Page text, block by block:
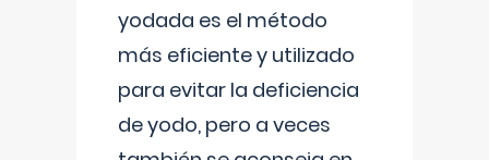
yodada es el método
más eficiente y utilizado
para evitar la deficiencia
de yodo, pero a veces